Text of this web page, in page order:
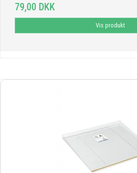
79,00 DKK
Vis produkt